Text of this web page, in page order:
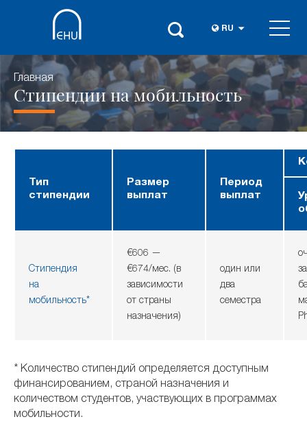
RU
Главная
Стипендии на мобильность
Тип
стипендии
Размер
выплат
Период
выплат
Стипендия
на
мобильность*
€606 —
€674/мес. (в
зависимости
от страны
назначения)
один или
два
семестра
* Количество стипендий определяется доступным
финансированием, страной назначения и
количеством студентов, участвующих в программах
мобильности.